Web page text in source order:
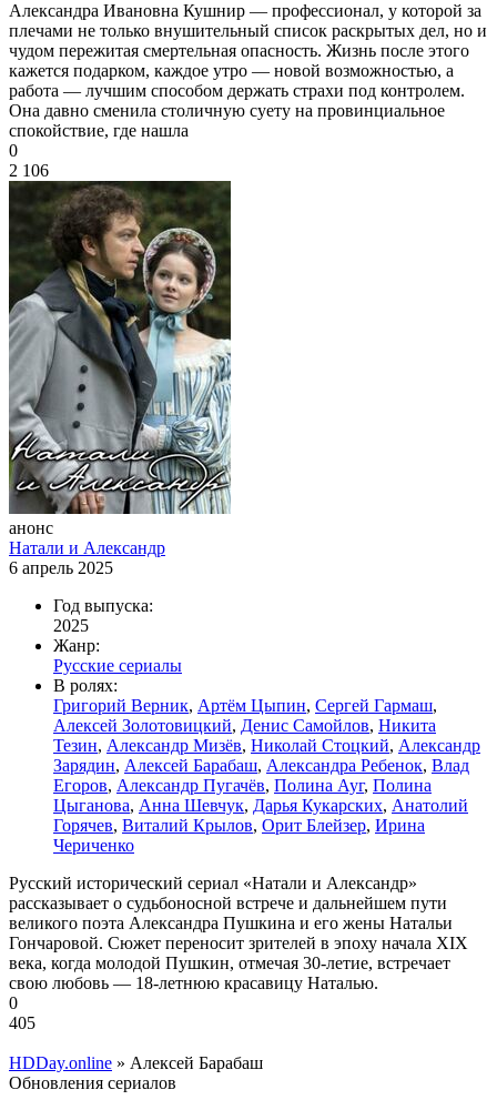
Александра Ивановна Кушнир — профессионал, у которой за
плечами не только внушительный список раскрытых дел, но и
чудом пережитая смертельная опасность. Жизнь после этого
кажется подарком, каждое утро — новой возможностью, а
работа — лучшим способом держать страхи под контролем.
Она давно сменила столичную суету на провинциальное
спокойствие, где нашла
0
2 106
анонс
Натали и Александр
6 апрель 2025
Год выпуска:
2025
Жанр:
Русские сериалы
В ролях:
Григорий Верник, Артём Цыпин, Сергей Гармаш,
Алексей Золотовицкий, Денис Самойлов, Никита
Тезин, Александр Мизёв, Николай Стоцкий, Александр
Зарядин, Алексей Барабаш, Александра Ребенок, Влад
Егоров, Александр Пугачёв, Полина Ауг, Полина
Цыганова, Анна Шевчук, Дарья Кукарских, Анатолий
Горячев, Виталий Крылов, Орит Блейзер, Ирина
Чериченко
Русский исторический сериал «Натали и Александр»
рассказывает о судьбоносной встрече и дальнейшем пути
великого поэта Александра Пушкина и его жены Натальи
Гончаровой. Сюжет переносит зрителей в эпоху начала XIX
века, когда молодой Пушкин, отмечая 30-летие, встречает
свою любовь — 18-летнюю красавицу Наталью.
0
405
HDDay.online » Алексей Барабаш
Обновления сериалов